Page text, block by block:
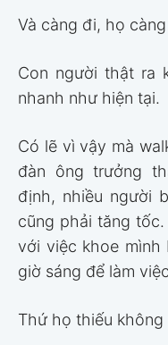
Và càng đi, họ
Con người thật ra
nhanh như hiện tại.
Có lẽ vì vậy mà
đàn ông trưởng
định, nhiều người
cũng phải tăng
với việc khoe
giờ sáng để làm
Thứ họ thiếu